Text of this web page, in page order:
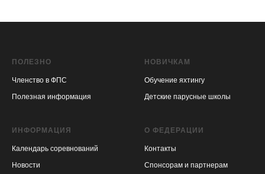
ПОЛЕЗНО
Членство в ФПС
Полезная информация
НОВИЧКАМ
Обучение яхтингу
Детские парусные школы
ИНФОРМАЦИЯ
Календарь соревнований
Новости
О ФЕДЕРАЦИИ
Контакты
Спонсорам и партнерам